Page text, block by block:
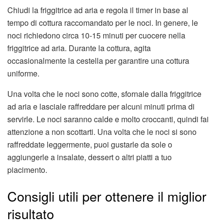
Chiudi la friggitrice ad aria e regola il timer in base al
tempo di cottura raccomandato per le noci. In genere, le
noci richiedono circa 10-15 minuti per cuocere nella
friggitrice ad aria. Durante la cottura, agita
occasionalmente la cestella per garantire una cottura
uniforme.
Una volta che le noci sono cotte, sfornale dalla friggitrice
ad aria e lasciale raffreddare per alcuni minuti prima di
servirle. Le noci saranno calde e molto croccanti, quindi fai
attenzione a non scottarti. Una volta che le noci si sono
raffreddate leggermente, puoi gustarle da sole o
aggiungerle a insalate, dessert o altri piatti a tuo
piacimento.
Consigli utili per ottenere il miglior
risultato